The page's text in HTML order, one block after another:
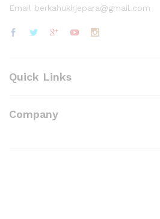
Email berkahukirjepara@gmail.com
Quick Links
Company